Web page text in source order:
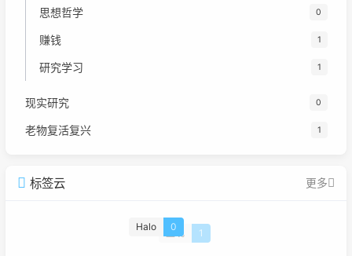
思想哲学 0
赚钱 1
研究学习 1
现实研究 0
老物复活复兴 1
标签云 更多
Halo 0
重现 1